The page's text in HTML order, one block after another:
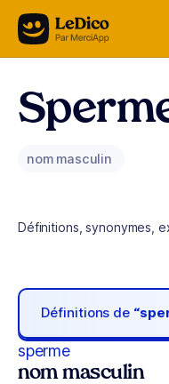
Aller au contenu
nom masculin
Définitions, synonymes,
Définitions de
sperme
nom masculin